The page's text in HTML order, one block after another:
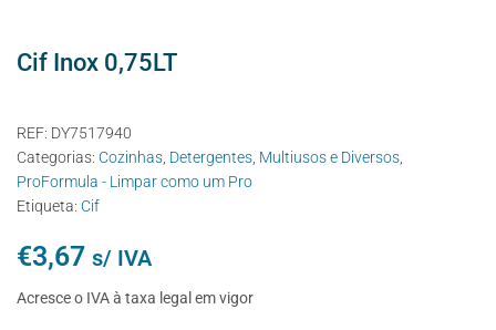
Cif Inox 0,75LT
REF: DY7517940
Categorias: Cozinhas Detergentes Multiusos e Diversos
ProFormula - Limpar como um Pro
Etiqueta: Cif
€3,67 s/ IVA
Acresce o IVA à taxa legal em vigor